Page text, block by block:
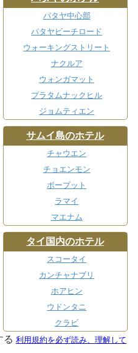
パタヤ中心部
パタヤビーチロード
ウォーキングストリート
ナクルア
ウォンガマット
プラタムナックヒル
ジョムティエン
サムイ島のホテル
チャウエン
チョエンモン
ボープット
ラマイ
マエナム
タイ国内のホテル
スコータイ
カンチャナブリ
ホアヒン
ウドンタニ
クラビ